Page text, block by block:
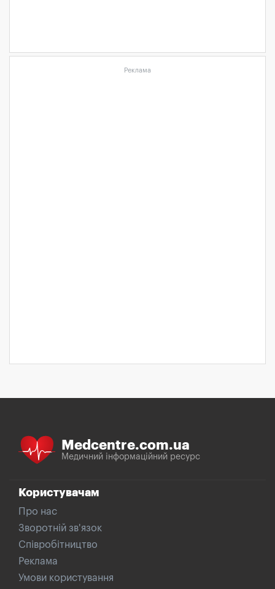
Реклама
Medcentre.com.ua
Медичний інформаційний ресурс
Користувачам
Про нас
Зворотній зв'язок
Співробітництво
Реклама
Умови користування